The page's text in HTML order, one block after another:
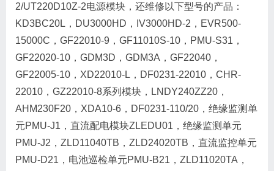
2/UT220D10Z-2电源模块，还维修以下型号的产品：
KD3BC20L，DU3000HD，IV3000HD-2，EVR500-
15000C，GF22010-9，GF11010S-10，PMU-S31，
GF22020-10，GDM3D，GDM3A，GF22040，
GF22005-10，XD22010-L，DF0231-22010，CHR-
22010，GZ22010-8系列模块，LNDY240ZZ20，
AHM230F20，XDA10-6，DF0231-110/20，绝缘监测单
元PMU-J1，直流配电模块ZLEDU01，绝缘监测单元
PMU-J2，ZLD11040TB，ZLD24020TB，直流监控单元
PMU-D21，电池巡检单元PMU-B21，ZLD11020TA，